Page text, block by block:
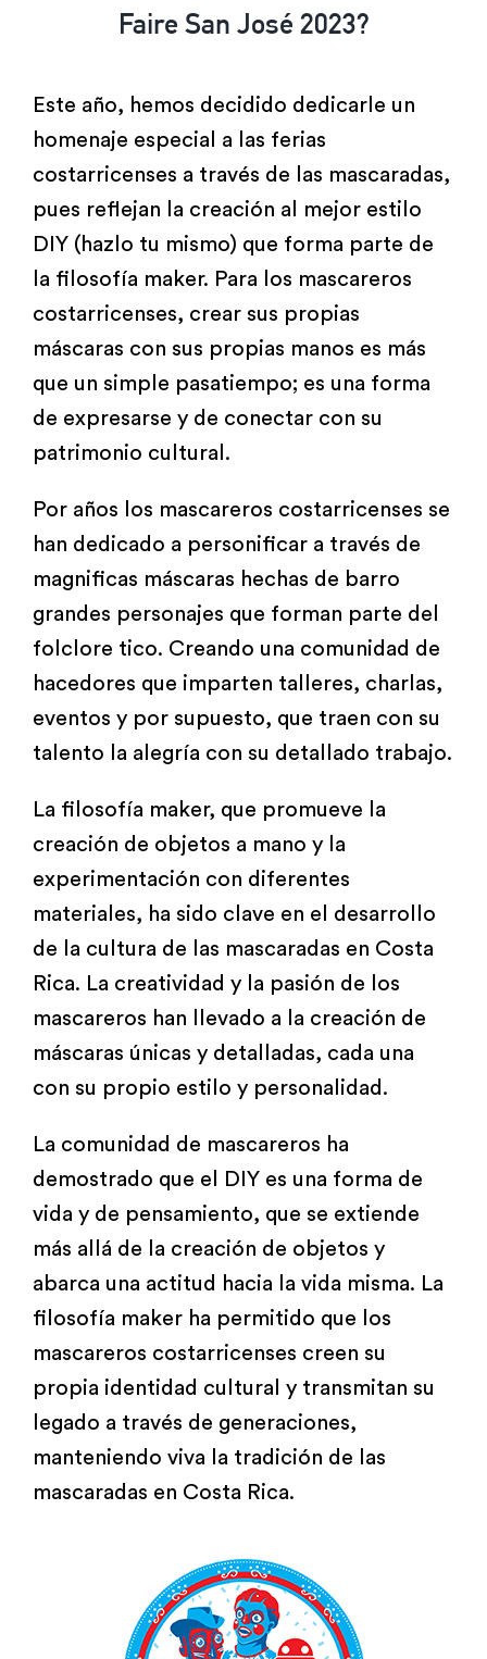
Faire San José 2023?
Este año, hemos decidido dedicarle un
homenaje especial a las ferias
costarricenses a través de las mascaradas,
pues reflejan la creación al mejor estilo
DIY (hazlo tu mismo) que forma parte de
la filosofía maker. Para los mascareros
costarricenses, crear sus propias
máscaras con sus propias manos es más
que un simple pasatiempo; es una forma
de expresarse y de conectar con su
patrimonio cultural.
Por años los mascareros costarricenses se
han dedicado a personificar a través de
magnificas máscaras hechas de barro
grandes personajes que forman parte del
folclore tico. Creando una comunidad de
hacedores que imparten talleres, charlas,
eventos y por supuesto, que traen con su
talento la alegría con su detallado trabajo.
La filosofía maker, que promueve la
creación de objetos a mano y la
experimentación con diferentes
materiales, ha sido clave en el desarrollo
de la cultura de las mascaradas en Costa
Rica. La creatividad y la pasión de los
mascareros han llevado a la creación de
máscaras únicas y detalladas, cada una
con su propio estilo y personalidad.
La comunidad de mascareros ha
demostrado que el DIY es una forma de
vida y de pensamiento, que se extiende
más allá de la creación de objetos y
abarca una actitud hacia la vida misma. La
filosofía maker ha permitido que los
mascareros costarricenses creen su
propia identidad cultural y transmitan su
legado a través de generaciones,
manteniendo viva la tradición de las
mascaradas en Costa Rica.